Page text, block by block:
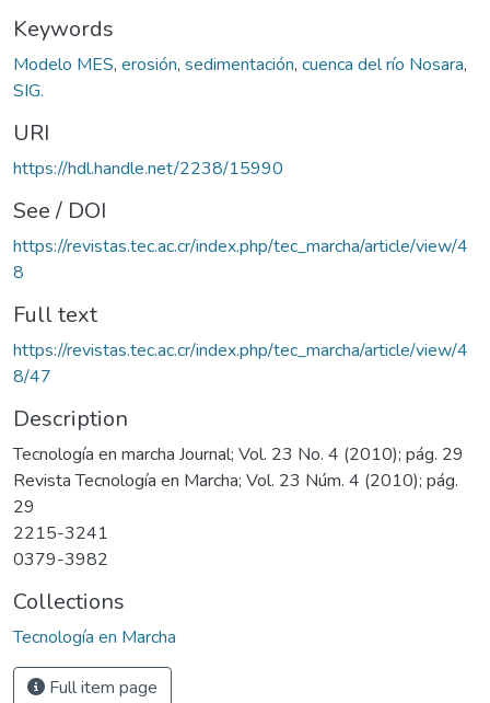
Keywords
Modelo MES, erosión, sedimentación, cuenca del río Nosara,
SIG.
URI
https://hdl.handle.net/2238/15990
See / DOI
https://revistas.tec.ac.cr/index.php/tec_marcha/article/view/4
8
Full text
https://revistas.tec.ac.cr/index.php/tec_marcha/article/view/4
8/47
Description
Tecnología en marcha Journal; Vol. 23 No. 4 (2010); pág. 29
Revista Tecnología en Marcha; Vol. 23 Núm. 4 (2010); pág.
29
2215-3241
0379-3982
Collections
Tecnología en Marcha
Full item page